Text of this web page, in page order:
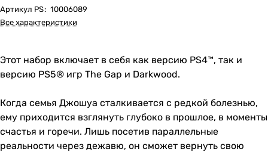
Артикул PS: 10006089
Все характеристики
Этот набор включает в себя как версию PS4™, так и
версию PS5® игр The Gap и Darkwood.
Когда семья Джошуа сталкивается с редкой болезнью,
ему приходится взглянуть глубоко в прошлое, в моменты
счастья и горечи. Лишь посетив параллельные
реальности через дежавю, он сможет вернуть свою